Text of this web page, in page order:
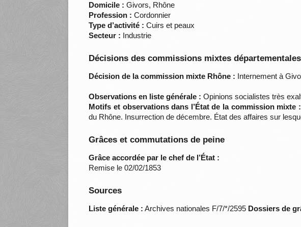
Domicile : Givors, Rhône
Profession : Cordonnier
Type d’activité : Cuirs et peaux
Secteur : Industrie
Décisions des commissions mixtes
Décision de la commission mixte Rhône : Internement à
Observations en liste générale : Opinions socialistes très
Motifs et observations dans l’État de la commission mixte :
du Rhône. Insurrection de décembre. État des affaires sur
Grâces et commutations de peine
Grâce accordée par le chef de l’État :
Remise le 02/02/1853
Sources
Liste générale : Archives nationales F/7/*/2595 Dossiers de